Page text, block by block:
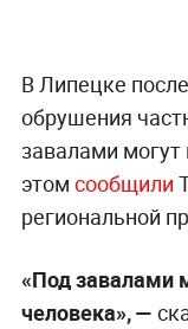
В Липецке
обрушения
завалами могут
этом сообщили
региональной
«Под завалами
человека», —